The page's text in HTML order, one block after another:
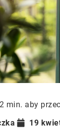
min. aby
19